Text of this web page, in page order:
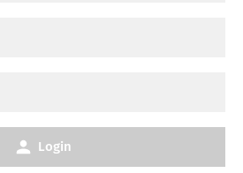
Login